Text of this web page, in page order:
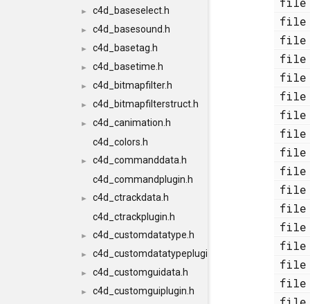
► c4d_baseselect.h
► c4d_basesound.h
► c4d_basetag.h
► c4d_basetime.h
► c4d_bitmapfilter.h
► c4d_bitmapfilterstruct.h
►
c4d_canimation.h
c4d_colors.h
►
c4d_commanddata.h
c4d_commandplugin.h
►
c4d_ctrackdata.h
c4d_ctrackplugin.h
► c4d_customdatatype.h
► c4d_customdatatypeplugin.h
► c4d_customguidata.h
► c4d_customguiplugin.h